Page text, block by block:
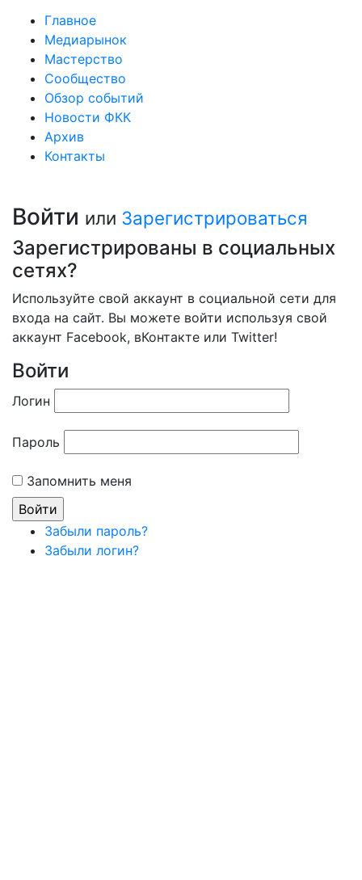
Главное
Медиарынок
Мастерство
Сообщество
Обзор событий
Новости ФКК
Архив
Контакты
Войти или Зарегистрироваться
Зарегистрированы в социальных
сетях?
Используйте свой аккаунт в социальной сети для
входа на сайт. Вы можете войти используя свой
аккаунт Facebook, вКонтакте или Twitter!
Войти
Логин
Пароль
Запомнить меня
Забыли пароль?
Забыли логин?